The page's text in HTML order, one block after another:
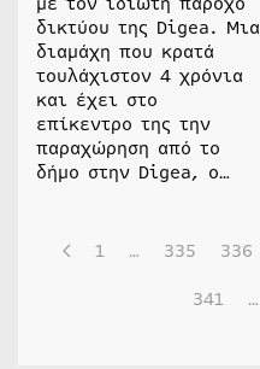
δικτύου της Digea. Μια
διαμάχη που κρατά
τουλάχιστον 4 χρόνια
και έχει στο
επίκεντρο της την
παραχώρηση από το
δήμο στην Digea, ο…
1 … 335 336
341
…